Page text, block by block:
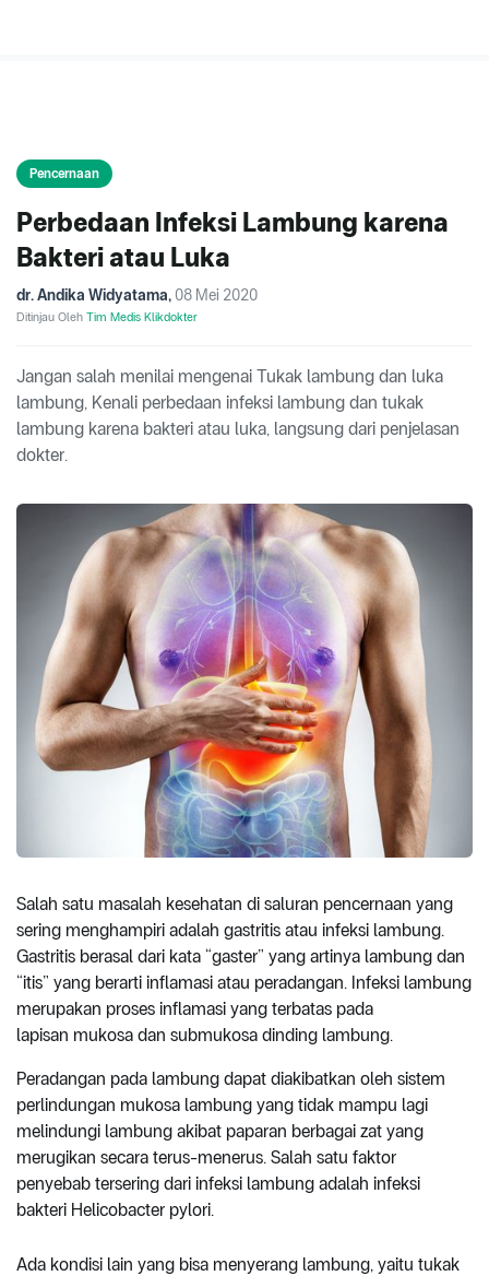
Pencernaan
Perbedaan Infeksi Lambung karena
Bakteri atau Luka
dr. Andika Widyatama, 08 Mei 2020
Ditinjau Oleh Tim Medis Klikdokter
Jangan salah menilai mengenai Tukak lambung dan luka
lambung, Kenali perbedaan infeksi lambung dan tukak
lambung karena bakteri atau luka, langsung dari penjelasan
dokter.
Salah satu masalah kesehatan di saluran pencernaan yang
sering menghampiri adalah gastritis atau infeksi lambung.
Gastritis berasal dari kata “gaster” yang artinya lambung dan
“itis” yang berarti inflamasi atau peradangan. Infeksi lambung
merupakan proses inflamasi yang terbatas pada
lapisan mukosa dan submukosa dinding lambung.
Peradangan pada lambung dapat diakibatkan oleh sistem
perlindungan mukosa lambung yang tidak mampu lagi
melindungi lambung akibat paparan berbagai zat yang
merugikan secara terus-menerus. Salah satu faktor
penyebab tersering dari infeksi lambung adalah infeksi
bakteri Helicobacter pylori.
Ada kondisi lain yang bisa menyerang lambung, yaitu tukak